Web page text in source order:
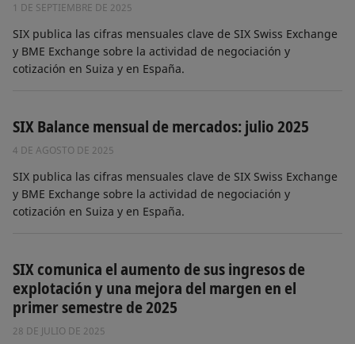
1 DE SEPTIEMBRE DE 2025
SIX publica las cifras mensuales clave de SIX Swiss Exchange
y BME Exchange sobre la actividad de negociación y
cotización en Suiza y en España.
SIX Balance mensual de mercados: julio 2025
4 DE AGOSTO DE 2025
SIX publica las cifras mensuales clave de SIX Swiss Exchange
y BME Exchange sobre la actividad de negociación y
cotización en Suiza y en España.
SIX comunica el aumento de sus ingresos de
explotación y una mejora del margen en el
primer semestre de 2025
28 DE JULIO DE 2025